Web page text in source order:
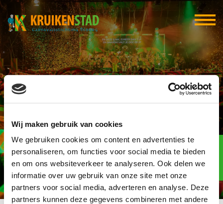
Wij maken gebruik van cookies
We gebruiken cookies om content en advertenties te
personaliseren, om functies voor social media te bieden
en om ons websiteverkeer te analyseren. Ook delen we
informatie over uw gebruik van onze site met onze
partners voor social media, adverteren en analyse. Deze
partners kunnen deze gegevens combineren met andere
Ties Pijnenburg
Elf-elf
over
96